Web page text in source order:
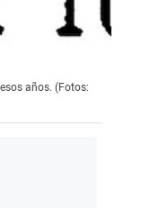
años. (Fotos: